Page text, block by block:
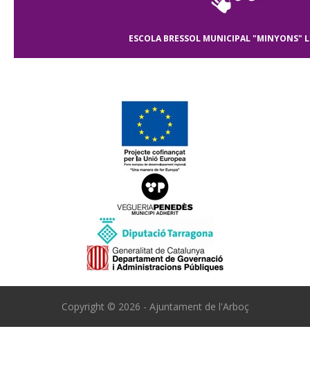
ESCOLA BRESSOL MUNICIPAL "MINYONS"
Copyright © 2026 - Ajuntament de l'Arboç